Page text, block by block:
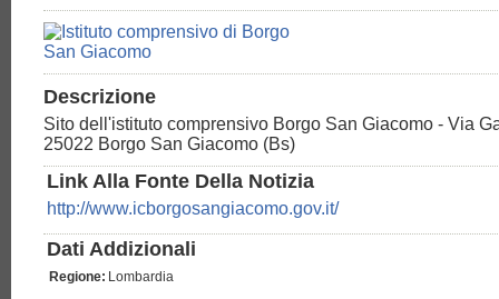
Descrizione
Sito dell'istituto comprensivo Borgo San Giacomo - Via
25022 Borgo San Giacomo (Bs)
Link Alla Fonte Della Notizia
http://www.icborgosangiacomo.gov.it/
Dati Addizionali
Regione: Lombardia